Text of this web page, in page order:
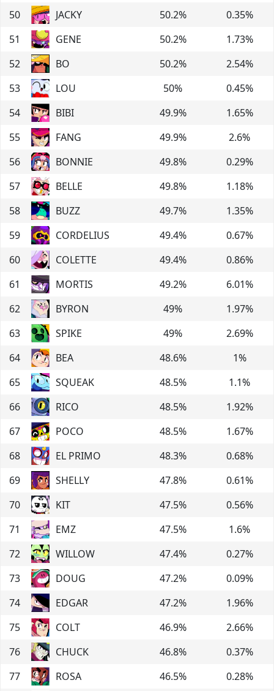
50
JACKY 50.2% 0.35%
51
GENE 50.2% 1.73%
52
BO 50.2% 2.54%
53
LOU 50% 0.45%
54
BIBI 49.9% 1.65%
55
FANG 49.9% 2.6%
56
BONNIE 49.8% 0.29%
57
BELLE 49.8% 1.18%
58
BUZZ 49.7% 1.35%
59
CORDELIUS 49.4% 0.67%
60
COLETTE 49.4% 0.86%
61
MORTIS 49.2% 6.01%
62
BYRON 49% 1.97%
63
SPIKE 49% 2.69%
64
BEA 48.6% 1%
65
SQUEAK 48.5% 1.1%
66
RICO 48.5% 1.92%
67
POCO 48.5% 1.67%
68
EL PRIMO 48.3% 0.68%
69
SHELLY 47.8% 0.61%
70
KIT 47.5% 0.56%
71
EMZ 47.5% 1.6%
72
WILLOW 47.4% 0.27%
73
DOUG 47.2% 0.09%
74
EDGAR 47.2% 1.96%
75
COLT 46.9% 2.66%
76
CHUCK 46.8% 0.37%
77
ROSA 46.5% 0.28%